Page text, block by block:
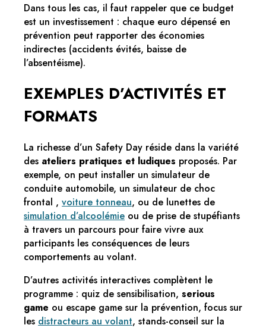
Dans tous les cas, il faut rappeler que ce budget
est un investissement : chaque euro dépensé en
prévention peut rapporter des économies
indirectes (accidents évités, baisse de
l’absentéisme).
EXEMPLES D’ACTIVITÉS ET
FORMATS
La richesse d’un Safety Day réside dans la variété
des ateliers pratiques et ludiques proposés. Par
exemple, on peut installer un simulateur de
conduite automobile, un simulateur de choc
frontal , voiture tonneau, ou de lunettes de
simulation d’alcoolémie ou de prise de stupéfiants
à travers un parcours pour faire vivre aux
participants les conséquences de leurs
comportements au volant.
D’autres activités interactives complètent le
programme : quiz de sensibilisation, serious
game ou escape game sur la prévention, focus sur
les distracteurs au volant, stands-conseil sur la